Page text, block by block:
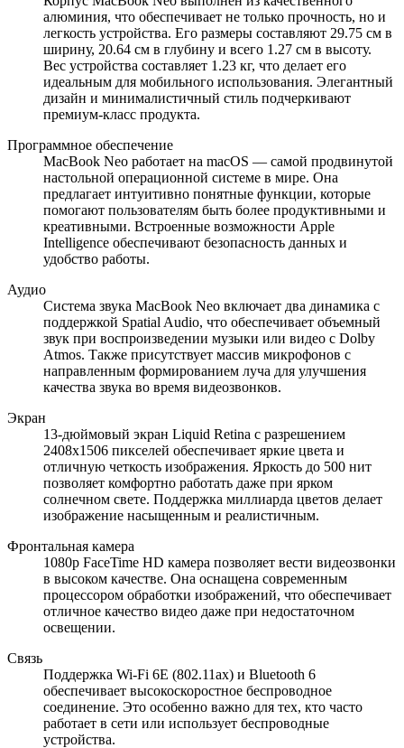
алюминия, что обеспечивает не только прочность, но и
легкость устройства. Его размеры составляют 29.75 см в
ширину, 20.64 см в глубину и всего 1.27 см в высоту.
Вес устройства составляет 1.23 кг, что делает его
идеальным для мобильного использования. Элегантный
дизайн и минималистичный стиль подчеркивают
премиум-класс продукта.
Программное обеспечение
MacBook Neo работает на macOS — самой продвинутой
настольной операционной системе в мире. Она
предлагает интуитивно понятные функции, которые
помогают пользователям быть более продуктивными и
креативными. Встроенные возможности Apple
Intelligence обеспечивают безопасность данных и
удобство работы.
Аудио
Система звука MacBook Neo включает два динамика с
поддержкой Spatial Audio, что обеспечивает объемный
звук при воспроизведении музыки или видео с Dolby
Atmos. Также присутствует массив микрофонов с
направленным формированием луча для улучшения
качества звука во время видеозвонков.
Экран
13-дюймовый экран Liquid Retina с разрешением
2408x1506 пикселей обеспечивает яркие цвета и
отличную четкость изображения. Яркость до 500 нит
позволяет комфортно работать даже при ярком
солнечном свете. Поддержка миллиарда цветов делает
изображение насыщенным и реалистичным.
Фронтальная камера
1080p FaceTime HD камера позволяет вести видеозвонки
в высоком качестве. Она оснащена современным
процессором обработки изображений, что обеспечивает
отличное качество видео даже при недостаточном
освещении.
Связь
Поддержка Wi-Fi 6E (802.11ax) и Bluetooth 6
обеспечивает высокоскоростное беспроводное
соединение. Это особенно важно для тех, кто часто
работает в сети или использует беспроводные
устройства.